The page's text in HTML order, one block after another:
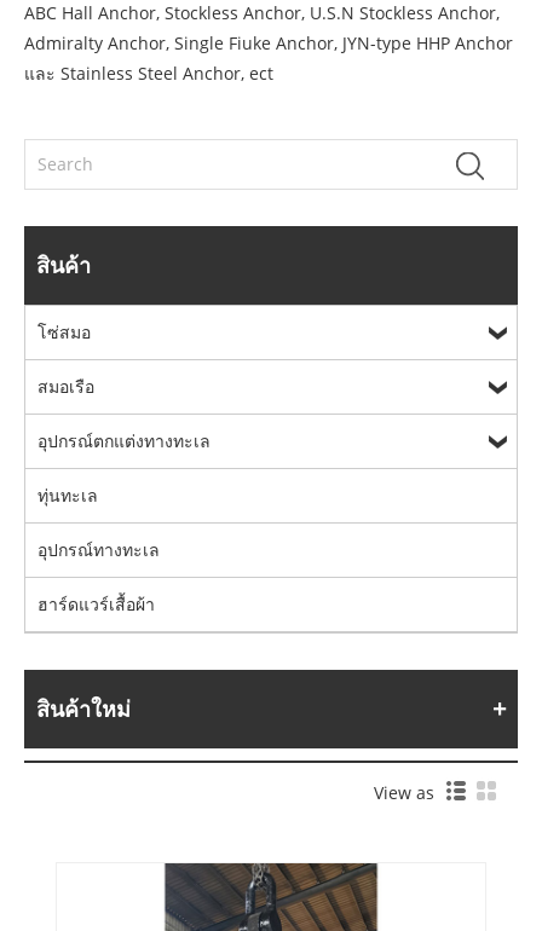
ABC Hall Anchor, Stockless Anchor, U.S.N Stockless Anchor,
Admiralty Anchor, Single Fiuke Anchor, JYN-type HHP Anchor
และ Stainless Steel Anchor, ect
สินค้า
โซ่สมอ
สมอเรือ
อุปกรณ์ตกแต่งทางทะเล
ทุ่นทะเล
อุปกรณ์ทางทะเล
ฮาร์ดแวร์เสื้อผ้า
สินค้าใหม่
View as